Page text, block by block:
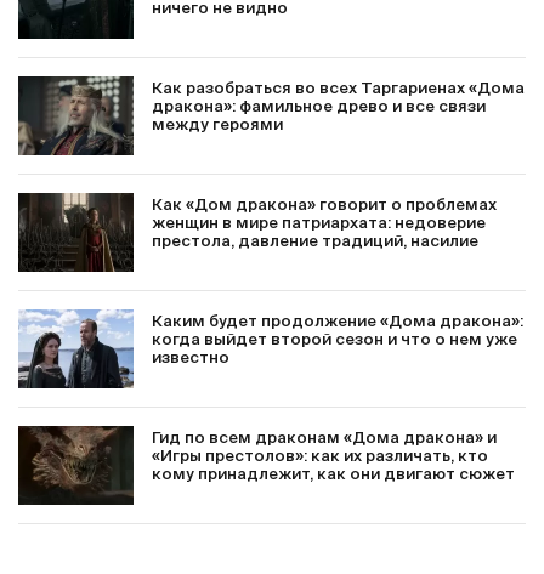
ничего не видно
Как разобраться во всех Таргариенах «Дома
дракона»: фамильное древо и все связи
между героями
Как «Дом дракона» говорит о проблемах
женщин в мире патриархата: недоверие
престола, давление традиций, насилие
Каким будет продолжение «Дома дракона»:
когда выйдет второй сезон и что о нем уже
известно
Гид по всем драконам «Дома дракона» и
«Игры престолов»: как их различать, кто
кому принадлежит, как они двигают сюжет